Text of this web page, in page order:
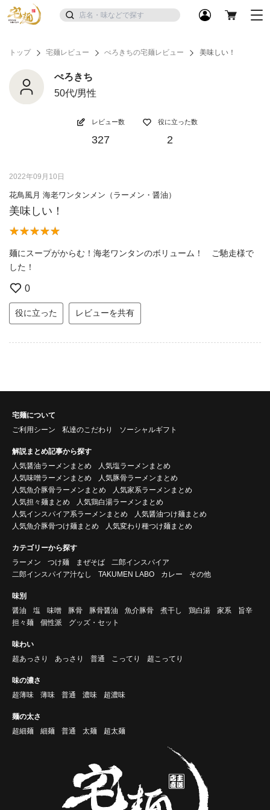
トップ 宅麺レビュー ぺろきちの宅麺レビュー 美味しい！
ぺろきち
50代/男性
レビュー数
327
役に立った数
2
2022年09月10日
花鳥風月 海老ワンタンメン（ラーメン・醤油）
美味しい！
麺にスープがからむ！海老ワンタンのボリューム！ ご馳走様で
した！
0
役に立った レビューを共有
宅麺について
ご利用シーン
私達のこだわり ソーシャルギフト
解説まとめ記事から探す
人気醤油ラーメンまとめ
人気塩ラーメンまとめ
人気味噌ラーメンまとめ
人気豚骨ラーメンまとめ
人気魚介豚骨ラーメンまとめ
人気家系ラーメンまとめ
人気担々麺まとめ
人気鶏白湯ラーメンまとめ
人気インスパイア系ラーメンまとめ
人気醤油つけ麺まとめ
人気魚介豚骨つけ麺まとめ
人気変わり種つけ麺まとめ
カテゴリーから探す
ラーメン
つけ麺 まぜそば
二郎インスパイア
二郎インスパイア汁なし
TAKUMEN LABO カレー その他
味別
醤油
塩 味噌 豚骨 豚骨醤油 魚介豚骨 煮干し 鶏白湯 家系
旨辛
担々麺
個性派 グッズ・セット
味わい
超あっさり
あっさり 普通 こってり 超こってり
味の濃さ
超薄味
薄味 普通 濃味 超濃味
麺の太さ
超細麺
細麺 普通 太麺 超太麺